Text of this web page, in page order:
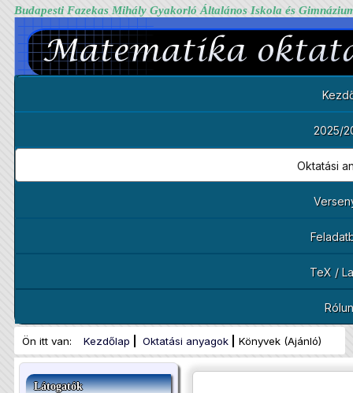
Budapesti Fazekas Mihály Gyakorló Általános Iskola és
2025/
Oktatási
TeX /
Ön itt van: Kezdőlap Oktatási anyagok Könyvek (Ajánló)
Látogatók